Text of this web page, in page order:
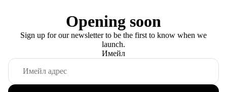
Opening soon
Sign up for our newsletter to be the first to know when we
launch.
Имейл